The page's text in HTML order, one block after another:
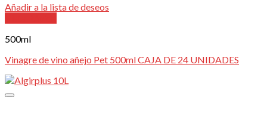
Añadir a la lista de deseos
500ml
Vinagre de vino añejo Pet 500ml CAJA DE 24 UNIDADES